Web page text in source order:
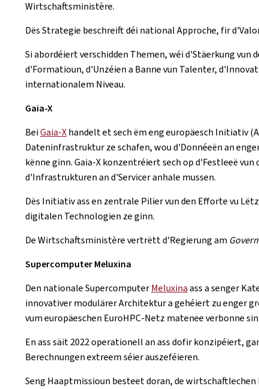
Wirtschaftsministère.
Dës Strategie beschreift déi national Approche, fir
Si abordéiert verschidden Themen, wéi d'Stäerkung vun
d'Formatioun, d'Unzéien a Banne vun Talenter,
internationalem Niveau.
Gaia-X
BeiGaia-Xhandelt et sech ëm eng europäesch Initiativ
Dateninfrastruktur ze schafen, wou d'Donnéeën an
kënne ginn. Gaia-X konzentréiert sech op d'Festleeë
d'Infrastrukturen an d'Servicer anhale mussen.
Dës Initiativ ass en zentrale Pilier vun den Efforte vu
digitalen Technologien ze ginn.
De Wirtschaftsministère vertrëtt d'Regierung am
Supercomputer Meluxina
Den nationale SupercomputerMeluxinaass a senger
innovativer modulärer Architektur a gehéiert zu enger
vum europäeschen EuroHPC-Netz matenee verbonne
En ass säit 2022 operationell an ass dofir konzipéiert,
Berechnungen extreem séier auszeféieren.
Seng Haaptmissioun besteet doran, de